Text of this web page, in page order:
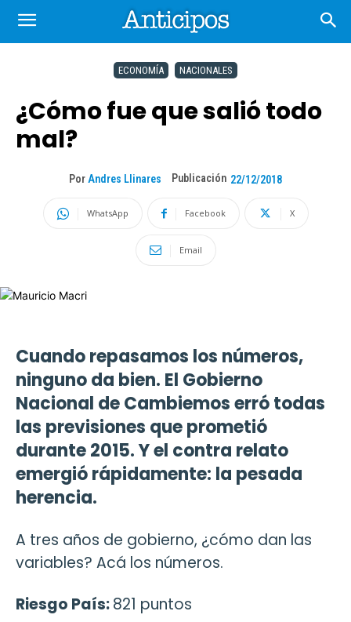
ECONOMÍA NACIONALES
¿Cómo fue que salió todo
mal?
Por Andres Llinares Publicación 22/12/2018
WhatsApp Facebook X
Email
Cuando repasamos los números,
ninguno da bien. El Gobierno
Nacional de Cambiemos erró todas
las previsiones que prometió
durante 2015. Y el contra relato
emergió rápidamente: la pesada
herencia.
A tres años de gobierno, ¿cómo dan las
variables? Acá los números.
Riesgo País:821 puntos